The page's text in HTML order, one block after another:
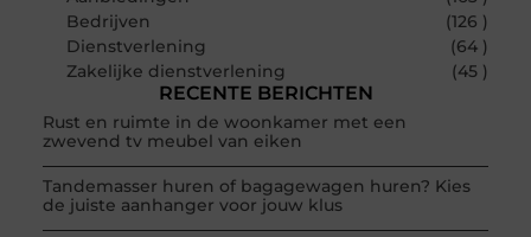
Bedrijven
(126 )
Dienstverlening
(64 )
Zakelijke dienstverlening
(45 )
RECENTE BERICHTEN
Rust en ruimte in de woonkamer met een
zwevend tv meubel van eiken
Tandemasser huren of bagagewagen huren? Kies
de juiste aanhanger voor jouw klus